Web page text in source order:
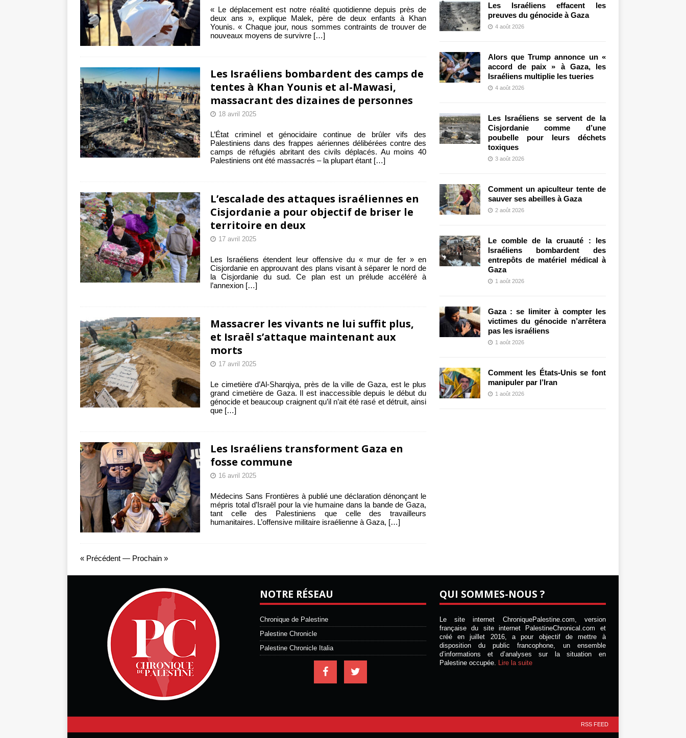
« Le déplacement est notre réalité quotidienne depuis près de
deux ans », explique Malek, père de deux enfants à Khan
Younis. « Chaque jour, nous sommes contraints de trouver de
nouveaux moyens de survivre […]
Les Israéliens bombardent des camps de
tentes à Khan Younis et al-Mawasi,
massacrant des dizaines de personnes
18 avril 2025
L’État criminel et génocidaire continue de brûler vifs des
Palestiniens dans des frappes aériennes délibérées contre des
camps de réfugiés abritant des civils déplacés. Au moins 40
Palestiniens ont été massacrés – la plupart étant […]
L’escalade des attaques israéliennes en
Cisjordanie a pour objectif de briser le
territoire en deux
17 avril 2025
Les Israéliens étendent leur offensive du « mur de fer » en
Cisjordanie en approuvant des plans visant à séparer le nord de
la Cisjordanie du sud. Ce plan est un prélude accéléré à
l’annexion […]
Massacrer les vivants ne lui suffit plus,
et Israël s’attaque maintenant aux
morts
17 avril 2025
Le cimetière d’Al-Sharqiya, près de la ville de Gaza, est le plus
grand cimetière de Gaza. Il est inaccessible depuis le début du
génocide et beaucoup craignent qu’il n’ait été rasé et détruit, ainsi
que […]
Les Israéliens transforment Gaza en
fosse commune
16 avril 2025
Médecins Sans Frontières à publié une déclaration dénonçant le
mépris total d’Israël pour la vie humaine dans la bande de Gaza,
tant celle des Palestiniens que celle des travailleurs
humanitaires. L’offensive militaire israélienne à Gaza, […]
« Précédent — Prochain »
Les Israéliens effacent les
preuves du génocide à Gaza
4 août 2026
Alors que Trump annonce un «
accord de paix » à Gaza, les
Israéliens multiplie les tueries
4 août 2026
Les Israéliens se servent de la
Cisjordanie comme d’une
poubelle pour leurs déchets
toxiques
3 août 2026
Comment un apiculteur tente de
sauver ses abeilles à Gaza
2 août 2026
Le comble de la cruauté : les
Israéliens bombardent des
entrepôts de matériel médical à
Gaza
1 août 2026
Gaza : se limiter à compter les
victimes du génocide n’arrêtera
pas les israéliens
1 août 2026
Comment les États-Unis se font
manipuler par l’Iran
1 août 2026
NOTRE RÉSEAU
Chronique de Palestine
Palestine Chronicle
Palestine Chronicle Italia
QUI SOMMES-NOUS ?
Le site internet ChroniquePalestine.com, version
française du site internet PalestineChronical.com et
créé en juillet 2016, a pour objectif de mettre à
disposition du public francophone, un ensemble
d’informations et d’analyses sur la situation en
Palestine occupée. Lire la suite
RSS FEED